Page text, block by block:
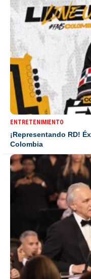
ENTRETENIMIENTO
¡Representando RD!
Colombia